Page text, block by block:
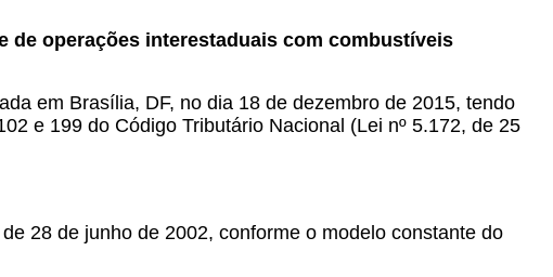
de operações interestaduais com combustíveis
em Brasília, DF, no dia 18 de dezembro de 2015, tendo
e 199 do Código Tributário Nacional (Lei nº 5.172, de 25
de 28 de junho de 2002, conforme o modelo constante do